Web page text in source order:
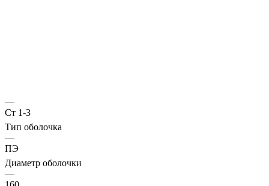
—
Ст 1-3
Тип оболочка
—
ПЭ
Диаметр оболочки
—